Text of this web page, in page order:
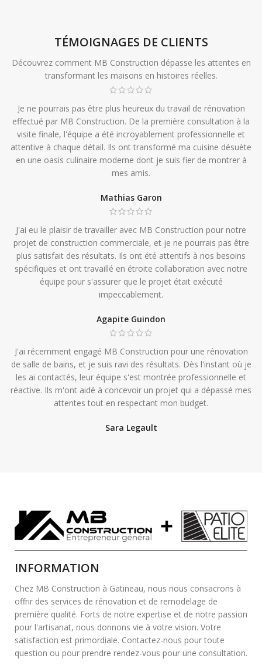
TÉMOIGNAGES DE CLIENTS
Découvrez comment MB Construction dépasse les attentes en
transformant les maisons en histoires réelles.
Je ne pourrais pas être plus heureux du travail de rénovation
effectué par MB Construction. De la première consultation à la
visite finale, l'équipe a été incroyablement professionnelle et
attentive à chaque détail. Ils ont transformé ma cuisine désuète
en une oasis culinaire moderne dont je suis fier de montrer à
mes amis.
Mathias Garon
J'ai eu le plaisir de travailler avec MB Construction pour notre
projet de construction commerciale, et je ne pourrais pas être
plus satisfait des résultats. Ils ont été attentifs à nos besoins
spécifiques et ont travaillé en étroite collaboration avec notre
équipe pour s'assurer que le projet était exécuté
impeccablement.
Agapite Guindon
J'ai récemment engagé MB Construction pour une rénovation
de salle de bains, et je suis ravi des résultats. Dès l'instant où je
les ai contactés, leur équipe s'est montrée professionnelle et
réactive. Ils m'ont aidé à concevoir un projet qui a dépassé mes
attentes tout en respectant mon budget.
Sara Legault
INFORMATION
Chez MB Construction à Gatineau, nous nous consacrons à
offrir des services de rénovation et de remodelage de
première qualité. Forts de notre expertise et de notre passion
pour l'artisanat, nous donnons vie à votre vision. Votre
satisfaction est primordiale. Contactez-nous pour toute
question ou pour prendre rendez-vous pour une consultation.